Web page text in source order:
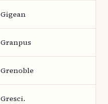
Gigean
Granpus
Grenoble
Gresci.